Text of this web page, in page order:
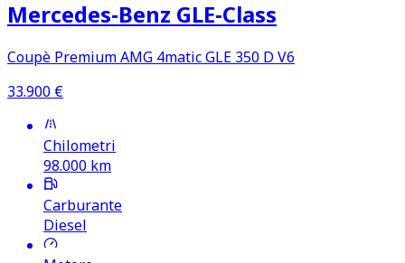
Mercedes‑Benz GLE‑Class
Coupè Premium AMG 4matic GLE 350 D V6
33.900 €
Chilometri
98.000 km
Carburante
Diesel